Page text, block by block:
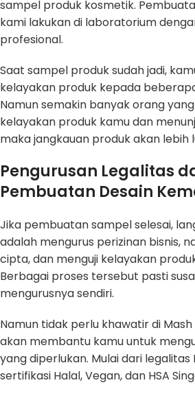
sampel produk kosmetik.
kami lakukan di laboratorium
profesional.
Saat sampel produk sudah jadi,
kelayakan produk kepada
Namun semakin banyak orang
kelayakan produk kamu dan
maka jangkauan produk akan lebih
Pengurusan Legalitas
Pembuatan Desain
Jika pembuatan sampel selesai,
adalah mengurus perizinan bisnis,
cipta, dan menguji kelayakan
Berbagai proses tersebut pasti
mengurusnya sendiri.
Namun tidak perlu khawatir di
akan membantu kamu untuk
yang diperlukan. Mulai dari legalitas
sertifikasi Halal, Vegan, dan HSA